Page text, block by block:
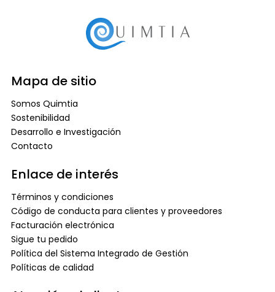
Mapa de sitio
Somos Quimtia
Sostenibilidad
Desarrollo e Investigación
Contacto
Enlace de interés
Términos y condiciones
Código de conducta para clientes y proveedores
Facturación electrónica
Sigue tu pedido
Política del Sistema Integrado de Gestión
Políticas de calidad